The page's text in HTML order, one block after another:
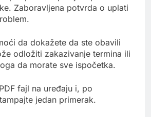
Zaboravljena potvrda o uplati
da dokažete da ste obavili
odložiti zakazivanje termina ili
da morate sve ispočetka.
fajl na uređaju i, po
jedan primerak.